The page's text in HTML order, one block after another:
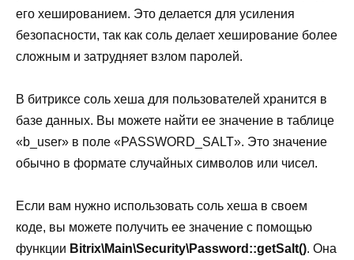
его хешированием. Это делается для усиления
безопасности, так как соль делает хеширование более
сложным и затрудняет взлом паролей.
В битриксе соль хеша для пользователей хранится в
базе данных. Вы можете найти ее значение в таблице
«b_user» в поле «PASSWORD_SALT». Это значение
обычно в формате случайных символов или чисел.
Если вам нужно использовать соль хеша в своем
коде, вы можете получить ее значение с помощью
функции Bitrix\Main\Security\Password::getSalt(). Она